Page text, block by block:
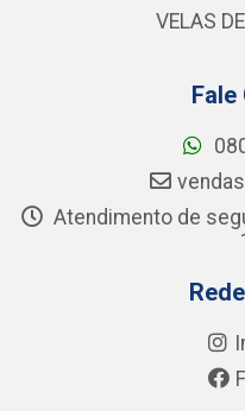
VELAS
Fale
Atendimento de